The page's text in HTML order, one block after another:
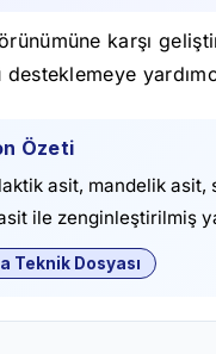
karşı
Özeti
asit, mandelik
ile zenginleştirilmiş
Teknik Dosyası